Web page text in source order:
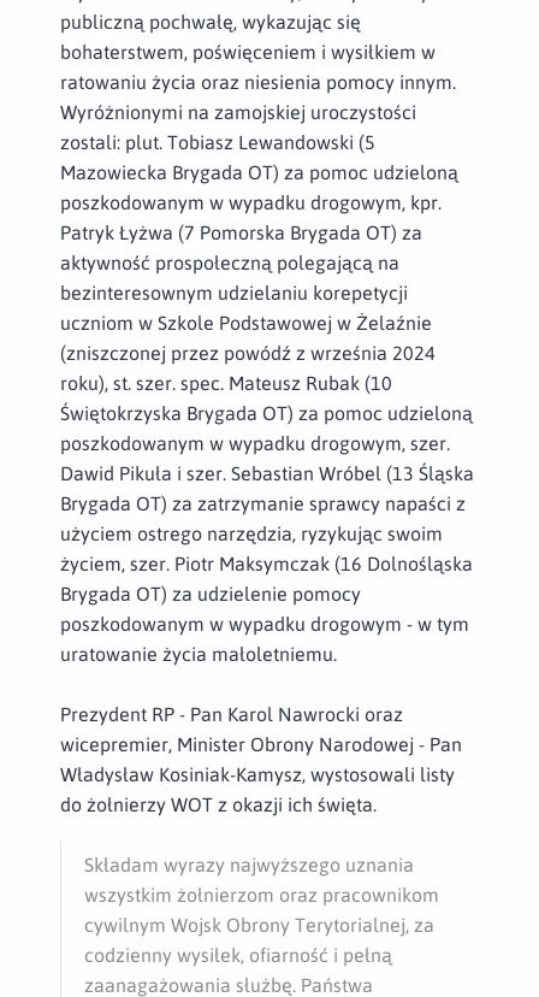
publiczną pochwałę, wykazując się
bohaterstwem, poświęceniem i wysiłkiem w
ratowaniu życia oraz niesienia pomocy innym.
Wyróżnionymi na zamojskiej uroczystości
zostali: plut. Tobiasz Lewandowski (5
Mazowiecka Brygada OT) za pomoc udzieloną
poszkodowanym w wypadku drogowym, kpr.
Patryk Łyżwa (7 Pomorska Brygada OT) za
aktywność prospołeczną polegającą na
bezinteresownym udzielaniu korepetycji
uczniom w Szkole Podstawowej w Żelaźnie
(zniszczonej przez powódź z września 2024
roku), st. szer. spec. Mateusz Rubak (10
Świętokrzyska Brygada OT) za pomoc udzieloną
poszkodowanym w wypadku drogowym, szer.
Dawid Pikuła i szer. Sebastian Wróbel (13 Śląska
Brygada OT) za zatrzymanie sprawcy napaści z
użyciem ostrego narzędzia, ryzykując swoim
życiem, szer. Piotr Maksymczak (16 Dolnośląska
Brygada OT) za udzielenie pomocy
poszkodowanym w wypadku drogowym - w tym
uratowanie życia małoletniemu.
Prezydent RP - Pan Karol Nawrocki oraz
wicepremier, Minister Obrony Narodowej - Pan
Władysław Kosiniak-Kamysz, wystosowali listy
do żołnierzy WOT z okazji ich święta.
Składam wyrazy najwyższego uznania
wszystkim żołnierzom oraz pracownikom
cywilnym Wojsk Obrony Terytorialnej, za
codzienny wysiłek, ofiarność i pełną
zaanagażowania służbę. Państwa